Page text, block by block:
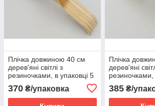
Плічка довжиною 40 см
дерев'яні світлі з
резиночками, в упаковці 5
370 ₴/упаковка
Плічка
дерев'яні
резиночками,
385₴/